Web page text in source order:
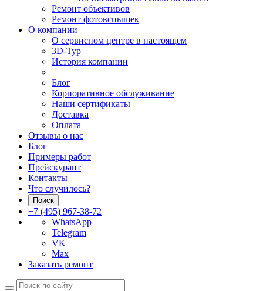
Ремонт объективов
Ремонт фотовспышек
О компании
О сервисном центре в настоящем
3D-Тур
История компании
Блог
Корпоративное обслуживание
Наши сертификаты
Доставка
Оплата
Отзывы о нас
Блог
Примеры работ
Прейскурант
Контакты
Что случилось?
Поиск
+7 (495) 967-38-72
WhatsApp
Telegram
VK
Max
Заказать ремонт